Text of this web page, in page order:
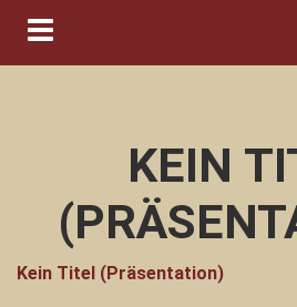
Navigation ein-/ausblenden
KEIN
Kein Titel (Präsentation)